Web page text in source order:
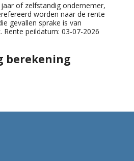
of zelfstandig ondernemer,
worden naar de rente
gevallen sprake is van
Rente peildatum: 03-07-2026
berekening